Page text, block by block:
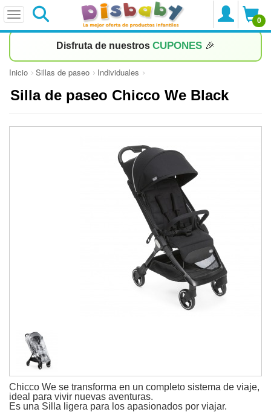
0
Disfruta de nuestros CUPONES 🎉
Inicio Sillas de paseo Individuales
Silla de paseo Chicco We Black
Chicco We se transforma en un completo sistema de viaje,
ideal para vivir nuevas aventuras.
Es una Silla ligera para los apasionados por viajar.